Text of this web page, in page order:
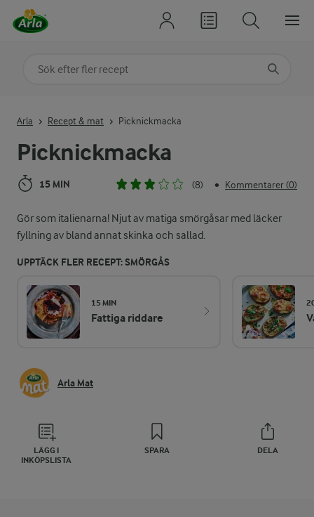
Picknickmacka
15 MIN (8) • Kommentarer (0)
Gör som italienarna! Njut av matiga smörgåsar med läcker
fyllning av bland annat skinka och sallad.
UPPTÄCK FLER RECEPT: SMÖRGÅS
15 MIN
Fattiga riddare
Arla Mat
LÄGG I
INKÖPSLISTA
SPARA DELA
Arla Recept & mat Picknickmacka
Sök på kategori eller ingrediens